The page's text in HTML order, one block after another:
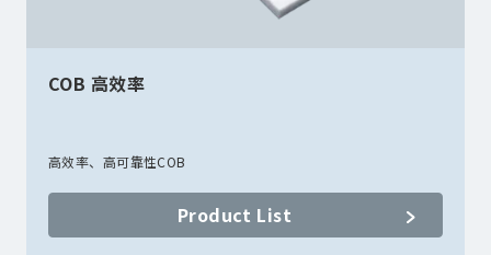
COB 高效率
高效率、高可靠性COB
Product List